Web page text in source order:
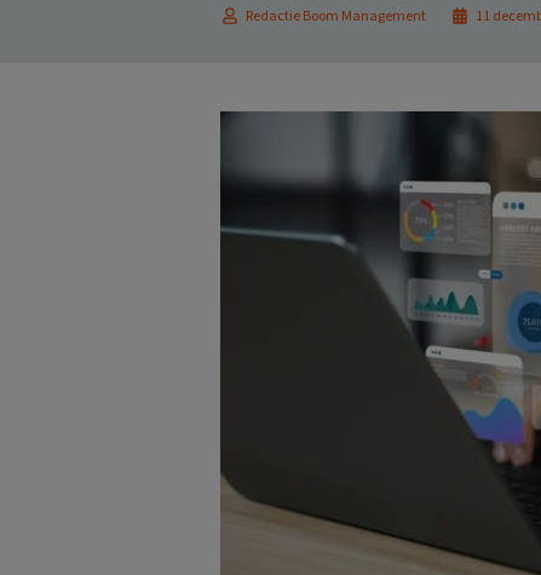
Redactie Boom Management 11